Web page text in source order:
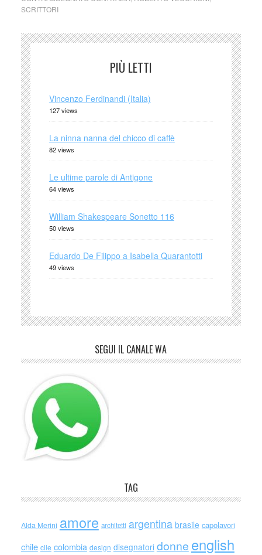
SCRITTORI
PIÙ LETTI
Vincenzo Ferdinandi (Italia)
127 views
La ninna nanna del chicco di caffè
82 views
Le ultime parole di Antigone
64 views
William Shakespeare Sonetto 116
50 views
Eduardo De Filippo a Isabella Quarantotti
49 views
SEGUI IL CANALE WA
TAG
Alda Merini amore architetti argentina brasile capolavori
chile cile colombia design disegnatori donne english